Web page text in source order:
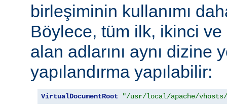
birleşiminin kullanımı
Böylece, tüm ilk, ikinci
alan adlarını aynı dizine
yapılandırma yapılabilir:
VirtualDocumentRoot "/usr/local/apache/vhosts/